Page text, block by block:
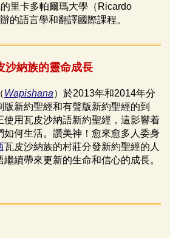
里卡多帕爾瑪大學（Ricardo
的語言學和翻譯國際課程。
沙納族的靈命成長
Wapishana）於2013年和2014年分
版新約聖經和有聲版新約聖經的到
使用瓦皮沙納語新約聖經，這影響着
如何生活。讚美神！愈來愈多人委身
瓦皮沙納族的村莊分發新約聖經的人
續帶來更新的生命和信心的成長。